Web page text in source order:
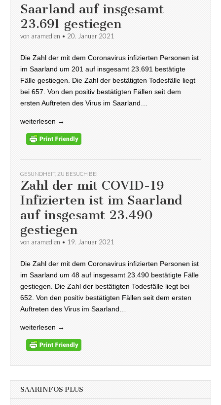
Saarland auf insgesamt
23.691 gestiegen
von aramedien • 20. Januar 2021
Die Zahl der mit dem Coronavirus infizierten Personen ist
im Saarland um 201 auf insgesamt 23.691 bestätigte
Fälle gestiegen. Die Zahl der bestätigten Todesfälle liegt
bei 657. Von den positiv bestätigten Fällen seit dem
ersten Auftreten des Virus im Saarland…
weiterlesen →
GESUNDHEIT, ZU BESUCH BEI
Zahl der mit COVID-19
Infizierten ist im Saarland
auf insgesamt 23.490
gestiegen
von aramedien • 19. Januar 2021
Die Zahl der mit dem Coronavirus infizierten Personen ist
im Saarland um 48 auf insgesamt 23.490 bestätigte Fälle
gestiegen. Die Zahl der bestätigten Todesfälle liegt bei
652. Von den positiv bestätigten Fällen seit dem ersten
Auftreten des Virus im Saarland…
weiterlesen →
SAARINFOS PLUS